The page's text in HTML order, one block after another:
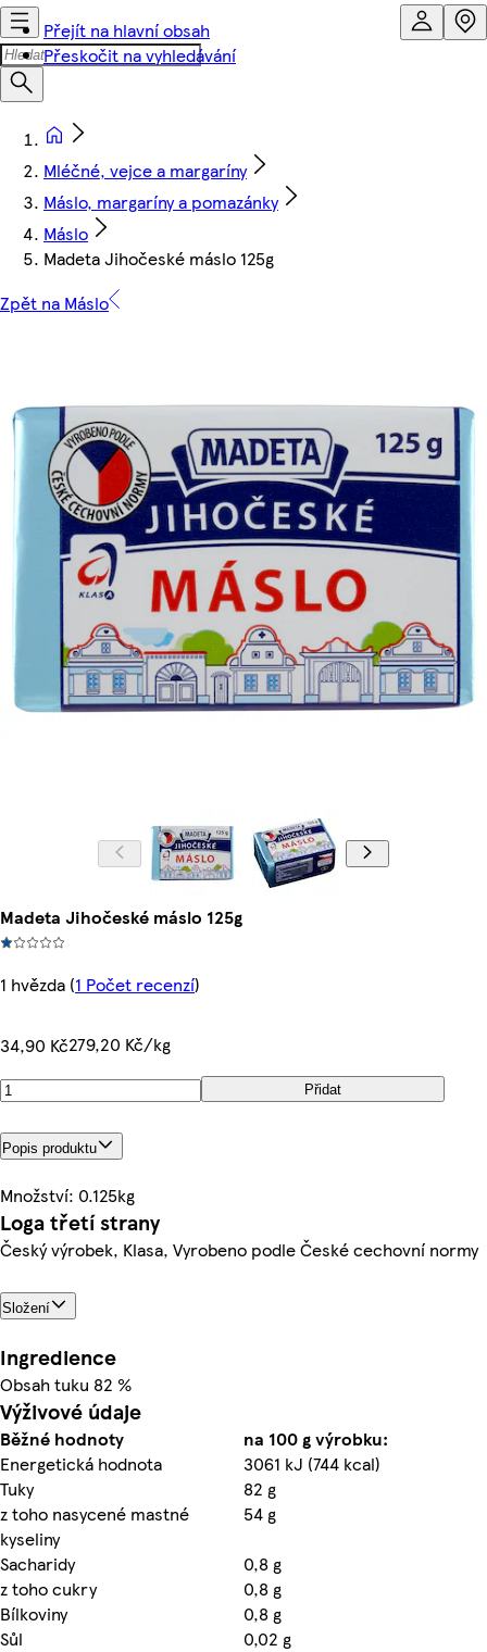
Přejít na hlavní obsah
Přeskočit na vyhledávání
Mléčné, vejce a margaríny
Máslo, margaríny a pomazánky
Máslo
Madeta Jihočeské máslo 125g
Zpět na Máslo
Madeta Jihočeské máslo 125g
1 hvězda (1 Počet recenzí)
34,90 Kč279,20 Kč/kg
Přidat
Popis produktu
Množství: 0.125kg
Loga třetí strany
Český výrobek, Klasa, Vyrobeno podle České cechovní normy
Složení
Ingredience
Obsah tuku 82 %
Výživové údaje
Běžné hodnoty
na 100 g výrobku:
Energetická hodnota
3061 kJ (744 kcal)
Tuky
82 g
z toho nasycené mastné
kyseliny
54 g
Sacharidy
0,8 g
z toho cukry
0,8 g
Bílkoviny
0,8 g
Sůl
0,02 g